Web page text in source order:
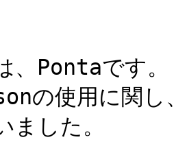
、Pontaです。
の使用に関し
ました。